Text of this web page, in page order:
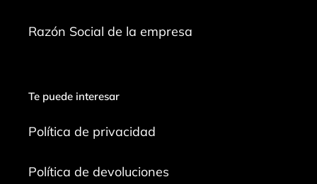
Razón Social de la empresa
Te puede interesar
Política de privacidad
Política de devoluciones